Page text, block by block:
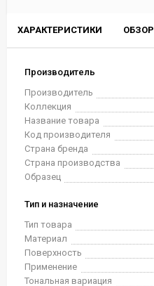
ХАРАКТЕРИСТИКИ ОБЗОР
Производитель
Производитель
Коллекция
Название товара
Код производителя
Страна бренда
Страна производства
Образец
Тип и назначение
Тип товара
Материал
Поверхность
Применение
Тональная вариация